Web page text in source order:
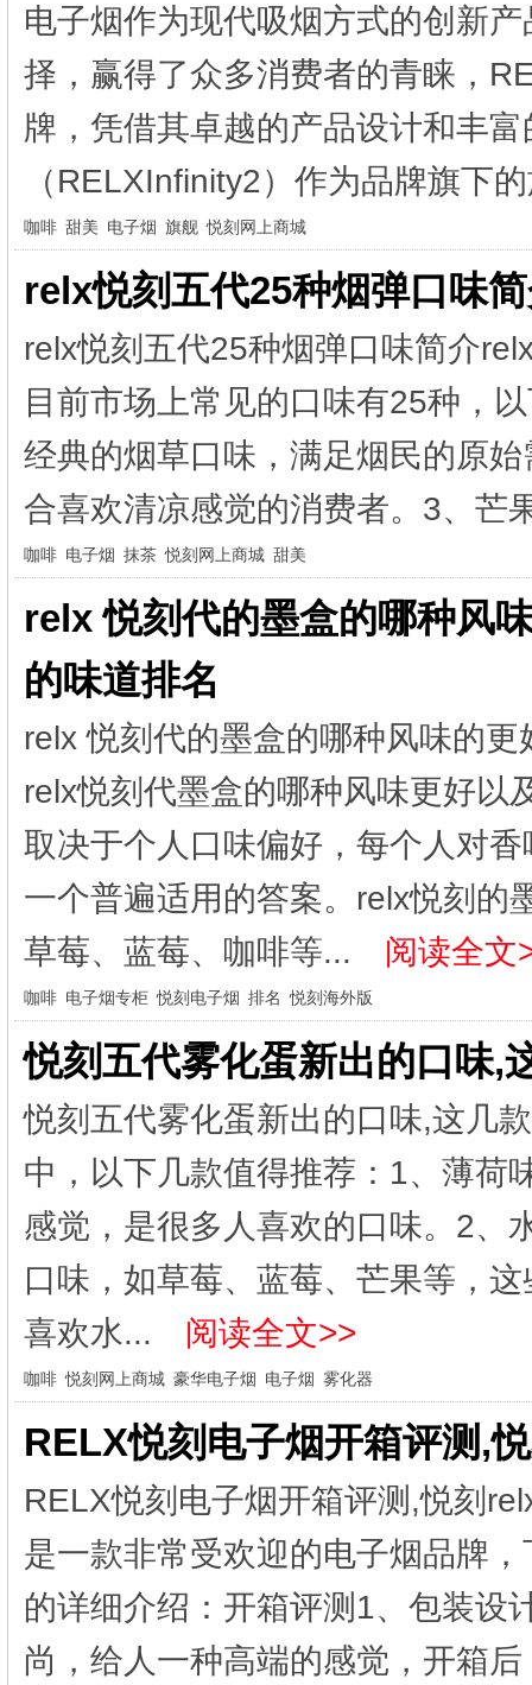
电子烟作为现代吸烟方式的创新
择，赢得了众多消费者的青睐，
牌，凭借其卓越的产品设计和丰
（RELXInfinity2）作为品牌旗下
咖啡 甜美 电子烟 旗舰 悦刻网上商城
relx悦刻五代25种烟弹口味
relx悦刻五代25种烟弹口味简介
目前市场上常见的口味有25种，
经典的烟草口味，满足烟民的原
合喜欢清凉感觉的消费者。3、
咖啡 电子烟 抹茶 悦刻网上商城 甜美
relx 悦刻代的墨盒的哪种风
的味道排名
relx 悦刻代的墨盒的哪种风味的
relx悦刻代墨盒的哪种风味更好以
取决于个人口味偏好，每个人对
一个普遍适用的答案。relx悦刻的
草莓、蓝莓、咖啡等...
阅读全文
咖啡 电子烟专柜 悦刻电子烟 排名 悦刻海外版
悦刻五代雾化蛋新出的口味,
悦刻五代雾化蛋新出的口味,这几
中，以下几款值得推荐：1、薄荷
感觉，是很多人喜欢的口味。2、
口味，如草莓、蓝莓、芒果等，
喜欢水...
阅读全文>>
咖啡 悦刻网上商城 豪华电子烟 电子烟 雾化器
RELX悦刻电子烟开箱评测,
RELX悦刻电子烟开箱评测,悦刻
是一款非常受欢迎的电子烟品牌
的详细介绍：开箱评测1、包装设
尚，给人一种高端的感觉，开箱